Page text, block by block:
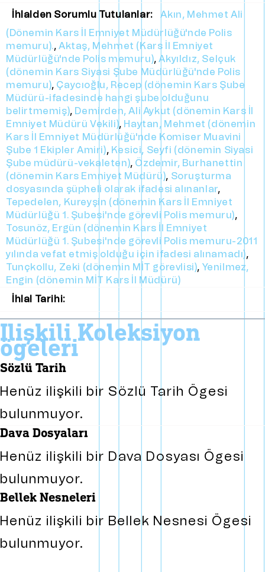
İhlalden Sorumlu Tutulanlar:
Akın, Mehmet Ali
(Dönemin Kars İl Emniyet Müdürlüğü'nde Polis
memuru).,Aktaş, Mehmet (Kars İl Emniyet
Müdürlüğü'nde Polis memuru),Akyıldız, Selçuk
(dönemin Kars Siyasi Şube Müdürlüğü'nde Polis
memuru), Çaycıoğlu, Recep (dönemin Kars Şube
Müdürü-ifadesinde hangi şube olduğunu
belirtmemiş), Demirden, Ali Aykut (dönemin Kars İl
Emniyet Müdürü Vekili), Haytan, Mehmet (dönemin
Kars İl Emniyet Müdürlüğü'nde Komiser Muavini
Şube 1 Ekipler Amiri), Kesici, Seyfi (dönemin Siyasi
Şube müdürü-vekaleten), Özdemir, Burhanettin
(dönemin Kars Emniyet Müdürü), Soruşturma
dosyasında şüpheli olarak ifadesi alınanlar,
Tepedelen, Kureyşin (dönemin Kars İl Emniyet
Müdürlüğü 1. Şubesi'nde görevli Polis memuru),
Tosunöz, Ergün (dönemin Kars İl Emniyet
Müdürlüğü 1. Şubesi'nde görevli Polis memuru-2011
yılında vefat etmiş olduğu için ifadesi alınamadı),
Tunçkollu, Zeki (dönemin MİT görevlisi), Yenilmez,
Engin (dönemin MİT Kars İl Müdürü)
İhlal Tarihi:
i̇lişkili koleksiyon
ögeleri
sözlü tarih
Henüz ilişkili bir Sözlü Tarih Ögesi
bulunmuyor.
dava dosyaları
Henüz ilişkili bir Dava Dosyası Ögesi
bulunmuyor.
bellek nesneleri
Henüz ilişkili bir Bellek Nesnesi Ögesi
bulunmuyor.